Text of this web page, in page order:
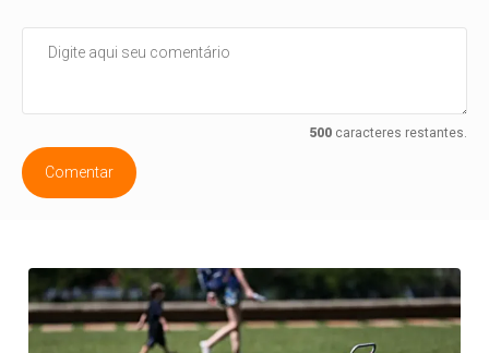
500caracteres restantes.
Comentar